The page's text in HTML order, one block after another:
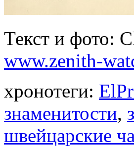
Текст и фото:
www.zenith-
хронотеги:
знаменитости,
швейцарские